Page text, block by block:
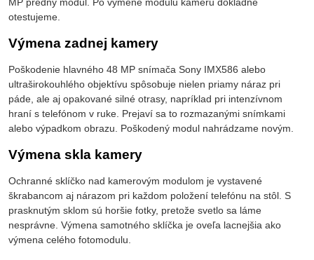
otestujeme.
Výmena zadnej kamery
Poškodenie hlavného 48 MP snímača Sony IMX586 alebo
ultraširokouhlého objektívu spôsobuje nielen priamy náraz pri
páde, ale aj opakované silné otrasy, napríklad pri intenzívnom
hraní s telefónom v ruke. Prejaví sa to rozmazanými snímkami
alebo výpadkom obrazu. Poškodený modul nahrádzame novým.
Výmena skla kamery
Ochranné sklíčko nad kamerovým modulom je vystavené
škrabancom aj nárazom pri každom položení telefónu na stôl. S
prasknutým sklom sú horšie fotky, pretože svetlo sa láme
nesprávne. Výmena samotného sklíčka je oveľa lacnejšia ako
výmena celého fotomodulu.